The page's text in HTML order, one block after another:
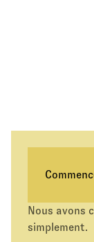
Envie
simplement
Nous avons
simplement.